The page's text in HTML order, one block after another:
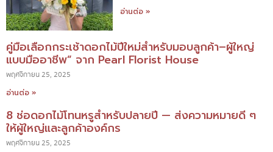
อ่านต่อ »
คู่มือเลือกกระเช้าดอกไม้ปีใหม่สำหรับมอบลูกค้า–ผู้ใหญ่
แบบมืออาชีพ” จาก Pearl Florist House
พฤศจิกายน 25, 2025
อ่านต่อ »
8 ช่อดอกไม้โทนหรูสำหรับปลายปี — ส่งความหมายดี ๆ
ให้ผู้ใหญ่และลูกค้าองค์กร
พฤศจิกายน 25, 2025